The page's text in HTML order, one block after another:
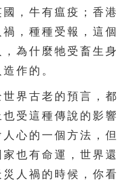
，牛有瘟疫；香
，種種受報，這
為什麼牠受畜生
作的。
古老的預言，都
受這種傳說的影
心的一個方法，
也有命運，世界
人禍的時候，你